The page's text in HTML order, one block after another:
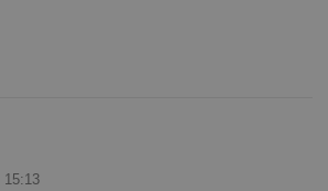
15:13